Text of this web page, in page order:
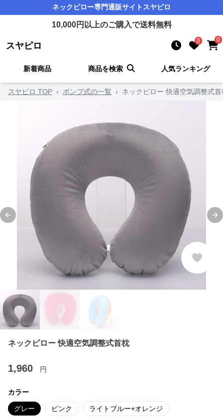
ネックピロー専門通販サイト スヤピロ
10,000円以上のご購入で送料無料
スヤピロ 0 0
新着商品 商品を検索 人気ランキング
スヤピロ TOP › ポンプ式の一覧 › ネックピロー 快適空気調整式首
Previous slide
ネックピロー 快適空気調整式首枕
1,960 円
カラー
グレー ピンク ライトブルー+オレンジ